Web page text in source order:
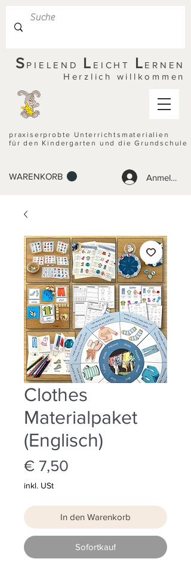
S PIELEND L EICHT L ERNEN
Herzlich willkommen
praxiserprobte Unterrichtsmaterialien
für den Kindergarten und die Grundschule
WARENKORB Anmelden
Clothes
Materialpaket
(Englisch)
€ 7,50
inkl. USt
In den Warenkorb
Sofortkauf